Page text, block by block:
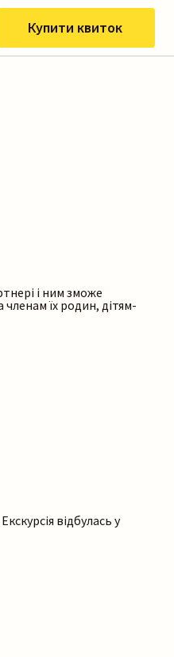
Купити квиток
і ним зможе
їх родин, дітям-
відбулась у